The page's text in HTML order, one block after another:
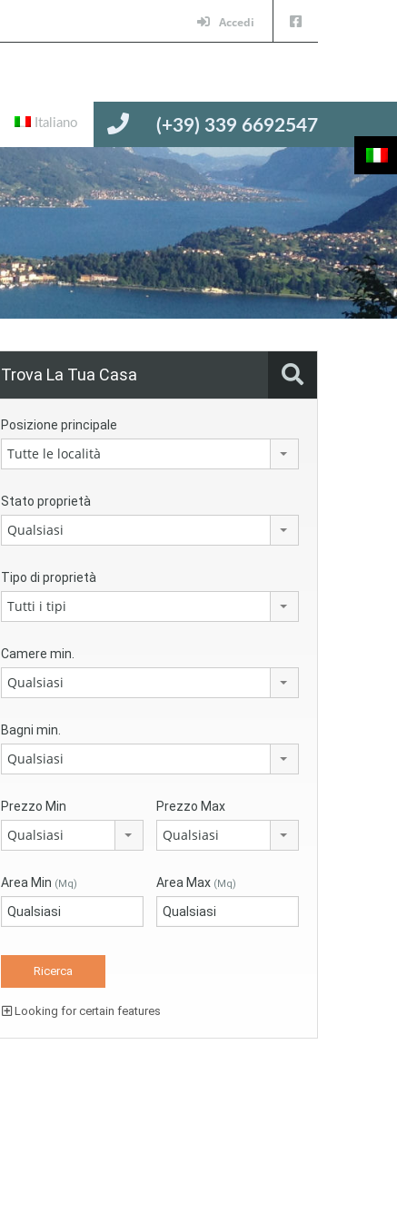
Accedi
(+39) 339 6692547
Italiano
Trova La Tua Casa
Posizione principale
Tutte le località
Stato proprietà
Qualsiasi
Tipo di proprietà
Tutti i tipi
Camere min.
Qualsiasi
Bagni min.
Qualsiasi
Prezzo Min
Qualsiasi
Prezzo Max
Qualsiasi
Area Min (Mq) Area Max (Mq)
Looking for certain features